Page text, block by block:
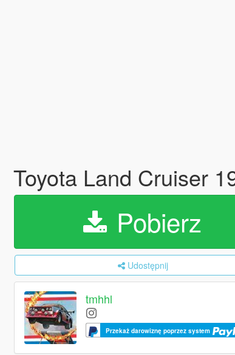
Toyota Land Cruiser
Pobierz
Udostępnij
tmhhl
Przekaż darowiznę poprzez system